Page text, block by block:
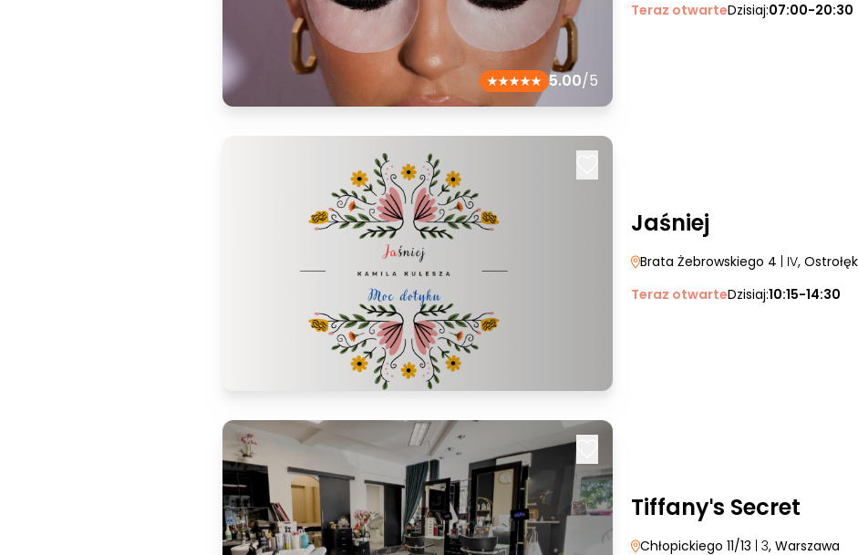
5.00/5
Teraz otwarteDzisiaj:07:00-20:30
Jaśniej
Brata Żebrowskiego 4 | IV,
Teraz otwarteDzisiaj:10:15-14:30
Tiffanyˈs Secret
Chłopickiego 11/13 | 3, Warszawa